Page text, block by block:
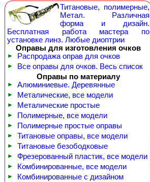
Титановые, полимерные,
Метал. Различная
форма и дизайн.
Бесплатная работа мастера по
установке линз. Любые диоптрии
Оправы для изготовления очков
► Распродажа оправ для очков
►
Все оправы для очков. Весь список
Оправы по материалу
► Алюминиевые. Деревянные
► Металические, все модели
► Металические простые
► Полимерные, все модели
► Полимерные простые оправы
► Титановые оправы, все модели
► Титановые безободковые
► Фрезерованный пластик, все модели
► Комбинированные, все модели
► Комбинированные с дизайном